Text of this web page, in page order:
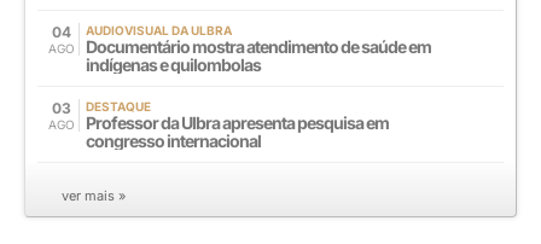
04
AGO
AUDIOVISUAL DA ULBRA
Documentário mostra atendimento de saúde em
indígenas e quilombolas
03
AGO
DESTAQUE
Professor da Ulbra apresenta pesquisa em
congresso internacional
ver mais »